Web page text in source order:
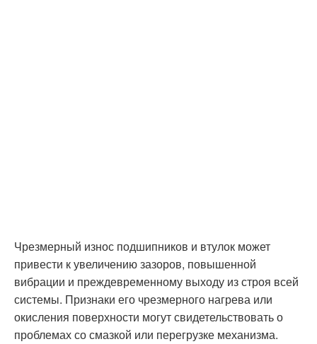
Чрезмерный износ подшипников и втулок может
привести к увеличению зазоров, повышенной
вибрации и преждевременному выходу из строя всей
системы. Признаки его чрезмерного нагрева или
окисления поверхности могут свидетельствовать о
проблемах со смазкой или перегрузке механизма.